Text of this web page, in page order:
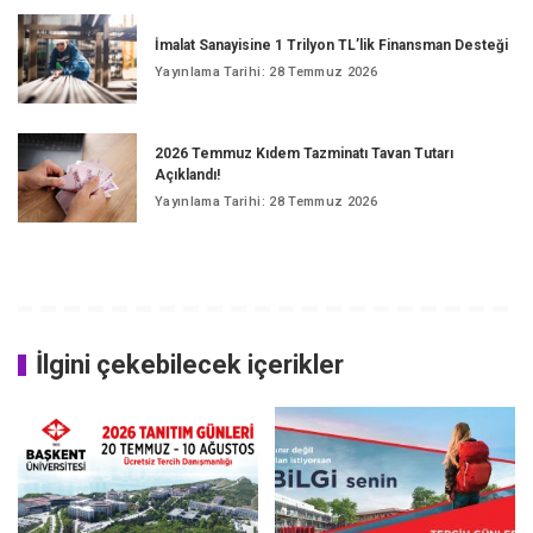
İmalat Sanayisine 1 Trilyon TL’lik Finansman Desteği
Yayınlama Tarihi: 28 Temmuz 2026
2026 Temmuz Kıdem Tazminatı Tavan Tutarı
Açıklandı!
Yayınlama Tarihi: 28 Temmuz 2026
İlgini çekebilecek içerikler